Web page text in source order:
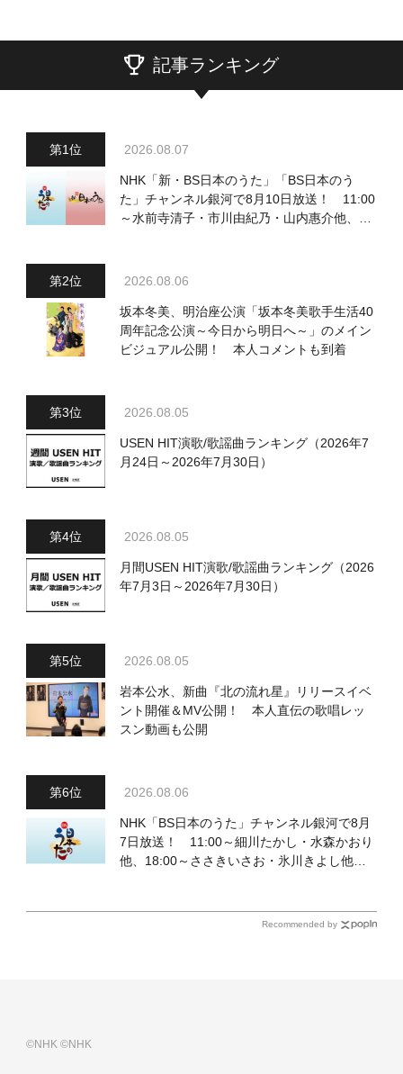
記事ランキング
2026.08.07
NHK「新・BS日本のうた」「BS日本のう
た」チャンネル銀河で8月10日放送！ 11:00
～水前寺清子・市川由紀乃・山内惠介他、
2026.08.06
坂本冬美、明治座公演「坂本冬美歌手生活40
周年記念公演～今日から明日へ～」のメイン
ビジュアル公開！ 本人コメントも到着
2026.08.05
USEN HIT演歌/歌謡曲ランキング（2026年7
月24日～2026年7月30日）
2026.08.05
月間USEN HIT演歌/歌謡曲ランキング（2026
年7月3日～2026年7月30日）
2026.08.05
岩本公水、新曲『北の流れ星』リリースイベ
ント開催＆MV公開！ 本人直伝の歌唱レッ
スン動画も公開
2026.08.06
NHK「BS日本のうた」チャンネル銀河で8月
7日放送！ 11:00～細川たかし・水森かおり
他、18:00～ささきいさお・氷川きよし他登
Recommended by
©NHK©NHK